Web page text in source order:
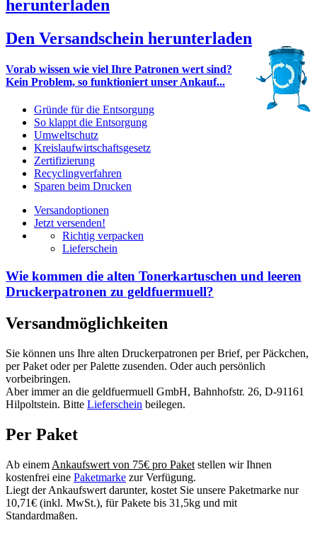
herunterladen
Den Versandschein herunterladen
Vorab wissen wie viel Ihre Patronen wert sind?
Kein Problem, so funktioniert unser Ankauf...
Gründe für die Entsorgung
So klappt die Entsorgung
Umweltschutz
Kreislaufwirtschaftsgesetz
Zertifizierung
Recyclingverfahren
Sparen beim Drucken
Versandoptionen
Jetzt versenden!
Richtig verpacken
Lieferschein
Wie kommen die alten Tonerkartuschen und leeren
Druckerpatronen zu geldfuermuell?
Versandmöglichkeiten
Sie können uns Ihre alten Druckerpatronen per Brief, per Päckchen,
per Paket oder per Palette zusenden. Oder auch persönlich
vorbeibringen.
Aber immer an die geldfuermuell GmbH, Bahnhofstr. 26, D-91161
Hilpoltstein. Bitte Lieferschein beilegen.
Per Paket
Ab einem Ankaufswert von 75€ pro Paket stellen wir Ihnen
kostenfrei eine Paketmarke zur Verfügung.
Liegt der Ankaufswert darunter, kostet Sie unsere Paketmarke nur
10,71€ (inkl. MwSt.), für Pakete bis 31,5kg und mit
Standardmaßen.